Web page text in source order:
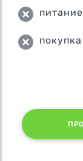
питание